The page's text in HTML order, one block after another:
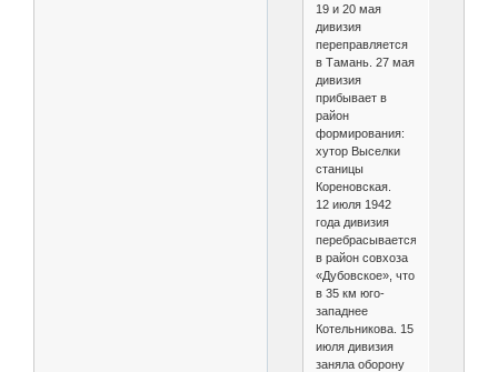
19 и 20 мая
дивизия
переправляется
в Тамань. 27 мая
дивизия
прибывает в
район
формирования:
хутор Выселки
станицы
Кореновская.
12 июля 1942
года дивизия
перебрасывается
в район совхоза
«Дубовское», что
в 35 км юго-
западнее
Котельникова. 15
июля дивизия
заняла оборону